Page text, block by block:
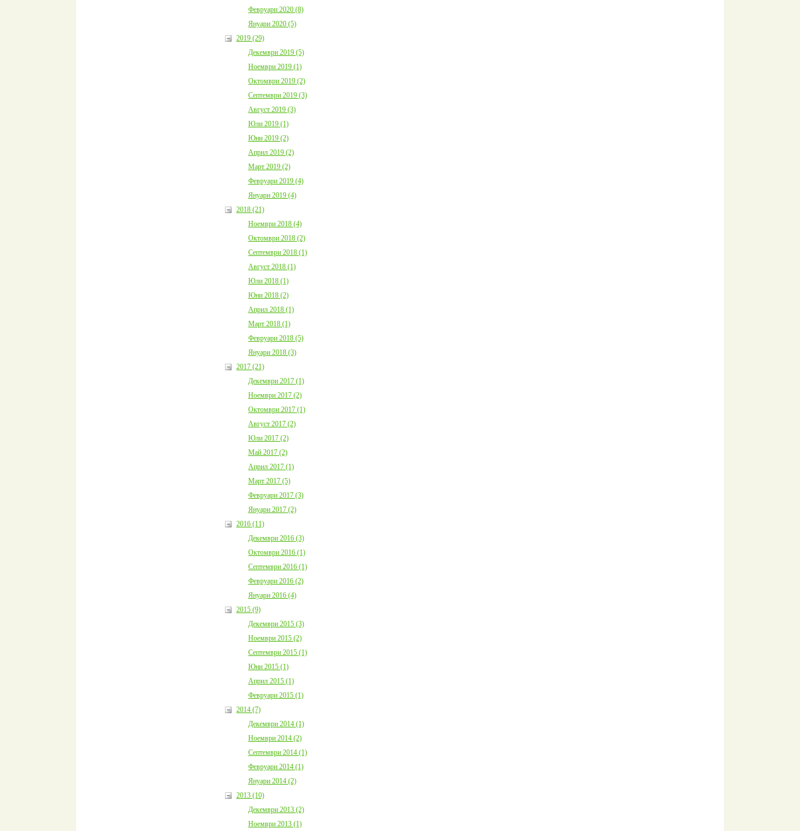
Февруари 2020 (8)
Януари 2020 (5)
2019 (29)
Декември 2019 (5)
Ноември 2019 (1)
Октомври 2019 (2)
Септември 2019 (3)
Август 2019 (3)
Юли 2019 (1)
Юни 2019 (2)
Април 2019 (2)
Март 2019 (2)
Февруари 2019 (4)
Януари 2019 (4)
2018 (21)
Ноември 2018 (4)
Октомври 2018 (2)
Септември 2018 (1)
Август 2018 (1)
Юли 2018 (1)
Юни 2018 (2)
Април 2018 (1)
Март 2018 (1)
Февруари 2018 (5)
Януари 2018 (3)
2017 (21)
Декември 2017 (1)
Ноември 2017 (2)
Октомври 2017 (1)
Август 2017 (2)
Юли 2017 (2)
Май 2017 (2)
Април 2017 (1)
Март 2017 (5)
Февруари 2017 (3)
Януари 2017 (2)
2016 (11)
Декември 2016 (3)
Октомври 2016 (1)
Септември 2016 (1)
Февруари 2016 (2)
Януари 2016 (4)
2015 (9)
Декември 2015 (3)
Ноември 2015 (2)
Септември 2015 (1)
Юни 2015 (1)
Април 2015 (1)
Февруари 2015 (1)
2014 (7)
Декември 2014 (1)
Ноември 2014 (2)
Септември 2014 (1)
Февруари 2014 (1)
Януари 2014 (2)
2013 (10)
Декември 2013 (2)
Ноември 2013 (1)